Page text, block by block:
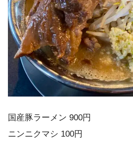
国産豚ラーメン 900円
ニンニクマシ 100円